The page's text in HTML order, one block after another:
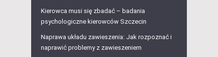
Kierowca musi się zbadać – badania
psychologiczne kierowców Szczecin
Naprawa układu zawieszenia: Jak rozpoznać i
naprawić problemy z zawieszeniem